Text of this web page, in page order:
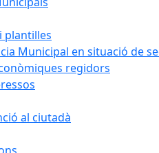
plantilles
Municipal en situació de
regidors
al ciutadà